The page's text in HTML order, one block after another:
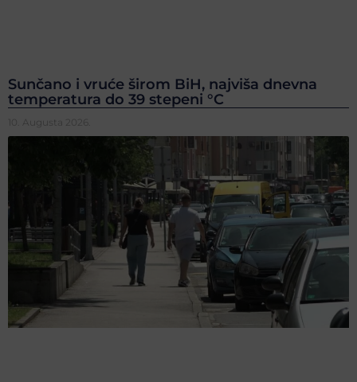
Sunčano i vruće širom BiH, najviša dnevna
temperatura do 39 stepeni °C
10. Augusta 2026.